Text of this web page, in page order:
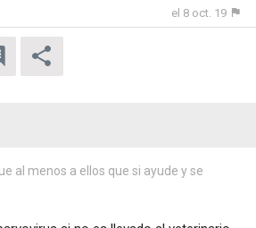
el 8 oct. 19
al menos a ellos que si ayude y se